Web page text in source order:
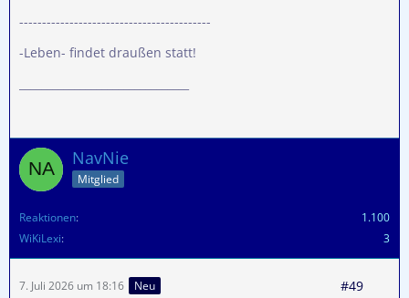
------------------------------------------
-Leben- findet draußen statt!
NavNie
Mitglied
Reaktionen
1.100
WiKiLexi
3
7. Juli 2026 um 18:16 Neu #49